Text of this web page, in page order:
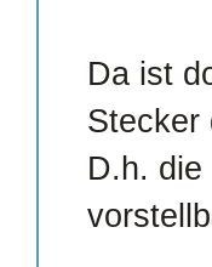
Da ist
Stecker
D.h.